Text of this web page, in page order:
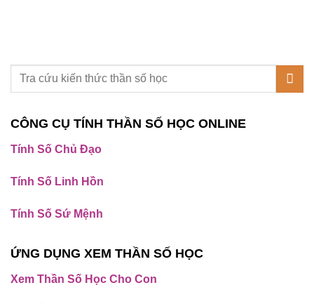
CÔNG CỤ TÍNH THẦN SỐ HỌC ONLINE
Tính Số Chủ Đạo
Tính Số Linh Hồn
Tính Số Sứ Mệnh
ỨNG DỤNG XEM THẦN SỐ HỌC
Xem Thần Số Học Cho Con